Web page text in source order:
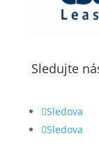
Sledujte
Sledova
Sledova